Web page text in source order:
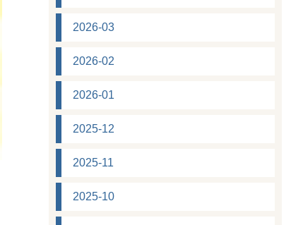
2026-03
2026-02
2026-01
2025-12
2025-11
2025-10